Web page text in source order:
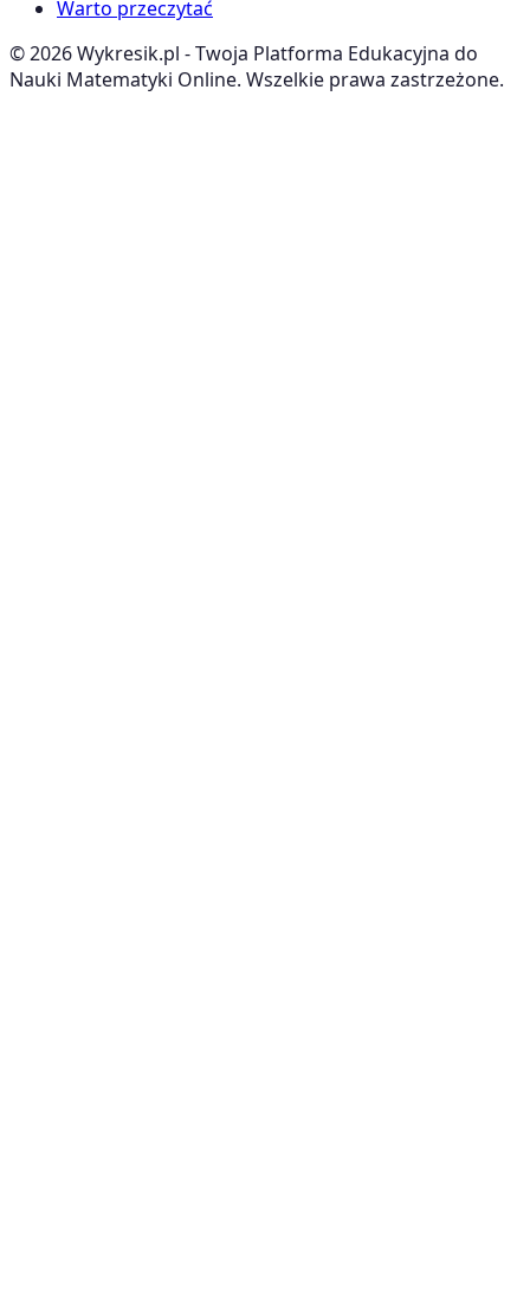
Warto przeczytać
©2026Wykresik.pl - Twoja Platforma Edukacyjna do
Nauki Matematyki Online. Wszelkie prawa zastrzeżone.